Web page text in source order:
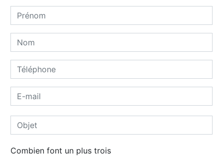
Combien font un plus trois